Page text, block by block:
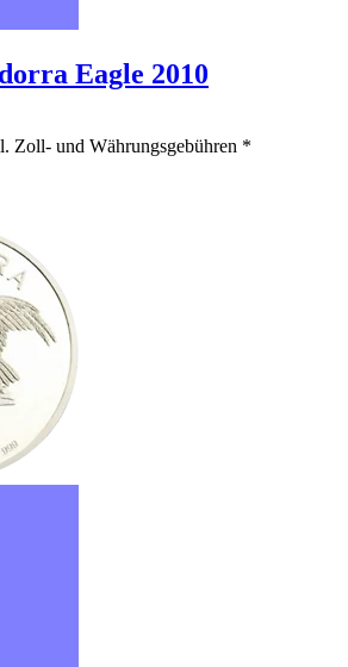
Eagle 2010
Zoll- und Währungsgebühren *